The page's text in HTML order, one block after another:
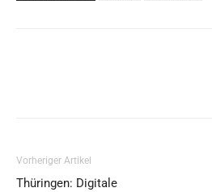
Vorheriger Artikel
Thüringen: Digitale